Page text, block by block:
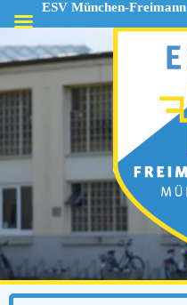
ESV München-Freimann